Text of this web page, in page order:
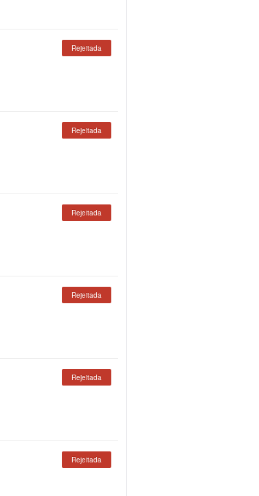
Rejeitada
Rejeitada
Rejeitada
Rejeitada
Rejeitada
Rejeitada